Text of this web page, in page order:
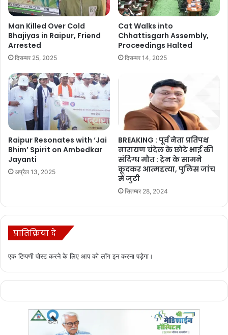
Man Killed Over Cold
Bhajiyas in Raipur, Friend
Arrested
दिसम्बर 25, 2025
Cat Walks into
Chhattisgarh Assembly,
Proceedings Halted
दिसम्बर 14, 2025
Raipur Resonates with ‘Jai
Bhim’ Spirit on Ambedkar
Jayanti
अप्रैल 13, 2025
BREAKING : पूर्व नेता प्रतिपक्ष
नारायण चंदेल के छोटे भाई की
संदिग्ध मौत : ट्रेन के सामने
कूदकर आत्महत्या, पुलिस जांच
में जुटी
सितम्बर 28, 2024
प्रातिक्रिया दे
एक टिप्पणी पोस्ट करने के लिए आप कोलॉग इनकरना पड़ेगा।